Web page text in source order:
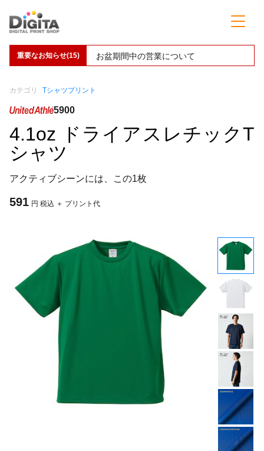
重要なお知らせ(15) お盆期間中の営業について
カテゴリ Tシャツプリント
5900
4.1oz ドライアスレチックT
シャツ
アクティブシーンには、この1枚
591 円 税込 ＋ プリント代